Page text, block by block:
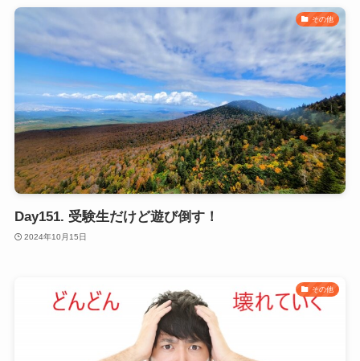
その他
Day151. 受験生だけど遊び倒す！
2024年10月15日
その他